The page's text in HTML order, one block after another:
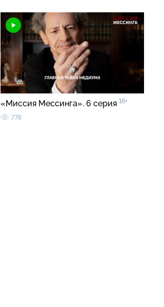
«Миссия Мессинга». 6 серия 16+
778